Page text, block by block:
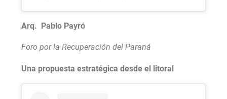
Arq. Pablo Payró
Foro por la Recuperación del Paraná
Una propuesta estratégica desde el litoral